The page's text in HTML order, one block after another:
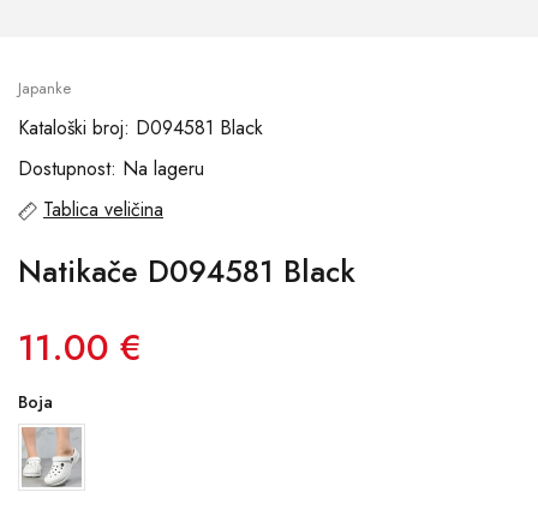
Japanke
Kataloški broj: D094581 Black
Dostupnost: Na lageru
Tablica veličina
Natikače D094581 Black
11.00 €
Boja